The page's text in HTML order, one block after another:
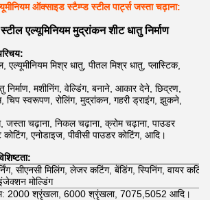
ऑक्साइड स्टैम्प्ड स्टील पार्ट्स जस्ता चढ़ाना:
एल्यूमिनियम मुद्रांकन शीट धातु निर्माण
मिश्र धातु, पीतल मिश्र धातु, प्लास्टिक,
निर्माण, मशीनिंग, वेल्डिंग, बनाने, आकार देने, छिद्रण,
चिप स्वरूपण, रोलिंग, मुद्रांकन, गहरी ड्राइंग, झुकने,
जस्ता चढ़ाना, निकल चढ़ाना, क्रोम चढ़ाना, पाउडर
एनोडाइज, पीवीसी पाउडर कोटिंग, आदि।
सीएनसी मिलिंग, लेजर कटिंग, बेंडिंग, स्पिनिंग, वायर
मोल्डिंग
2000 श्रृंखला, 6000 श्रृंखला, 7075,5052 आदि।